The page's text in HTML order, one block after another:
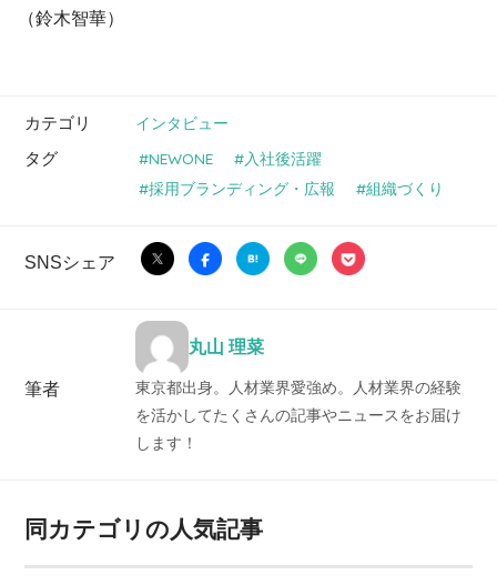
（鈴木智華）
カテゴリ インタビュー
タグ NEWONE
入社後活躍
採用ブランディング・広報
組織づくり
SNSシェア
筆者
丸山 理菜
東京都出身。人材業界愛強め。人材業界の経験
を活かしてたくさんの記事やニュースをお届け
します！
同カテゴリの人気記事